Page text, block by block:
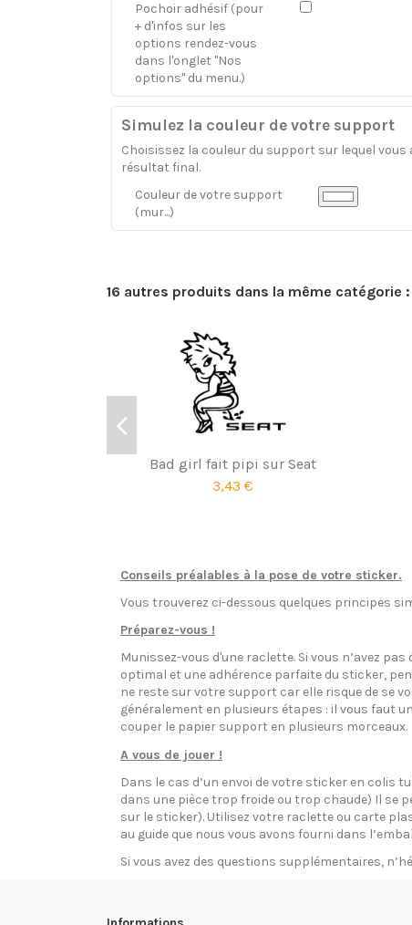
Pochoir adhésif (pour
+ d'infos sur les
options rendez-vous
dans l'onglet "Nos
options" du menu.)
Simulez la couleur de votre support
Choisissez la couleur du support sur lequel
résultat final.
Couleur de votre support
(mur...)
16 autres produits dans la même catégorie :
Bad girl fait pipi sur Seat
3,43 €
Conseils préalables à la pose de votre sticker.
Vous trouverez ci-dessous quelques principes
Préparez-vous !
Munissez-vous d'une raclette. Si vous n’avez
optimal et une adhérence parfaite du sticker,
ne reste sur votre support car elle risque de se
généralement en plusieurs étapes : il vous faut
couper le papier support en plusieurs morceaux.
A vous de jouer !
Dans le cas d’un envoi de votre sticker en colis
dans une pièce trop froide ou trop chaude) Il
sur le sticker). Utilisez votre raclette ou carte
au guide que nous vous avons fourni dans
Si vous avez des questions supplémentaires,